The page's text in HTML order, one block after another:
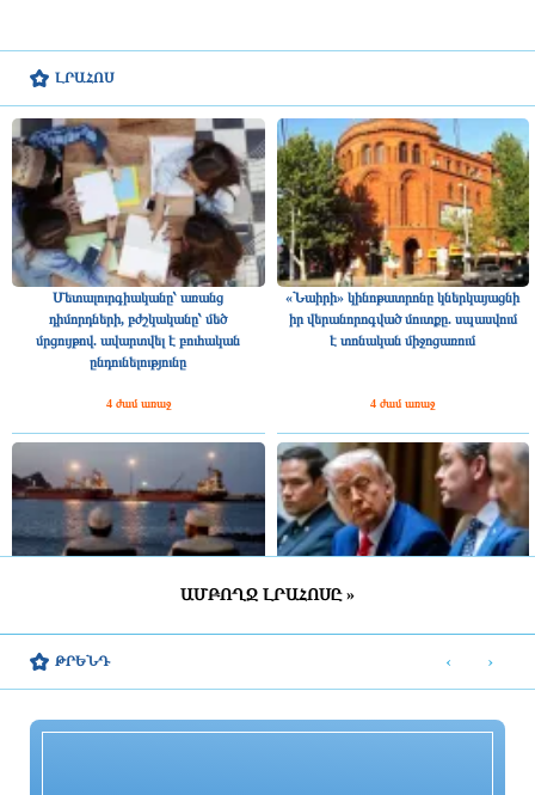
ԼՐԱՀՈՍ
Մետալուրգիականը՝ առանց
դիմորդների, բժշկականը՝ մեծ
մրցույթով. ավարտվել է բուհական
ընդունելությունը
4 ժամ առաջ
«Նաիրի» կինոթատրոնը կներկայացնի
իր վերանորոգված մուտքը. սպասվում
է տոնական միջոցառում
4 ժամ առաջ
նեղուցը վերահսկելու իրավունք կտա.
Reuters
ԱՄԲՈՂՋ ԼՐԱՀՈՍԸ »
ԹՐԵՆԴ ‹ ›